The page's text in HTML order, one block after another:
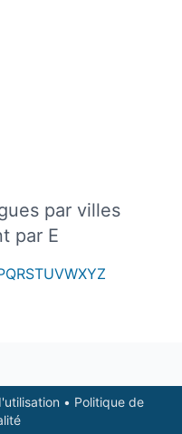
par villes
par E
QRSTUVWXYZ
• Politique de